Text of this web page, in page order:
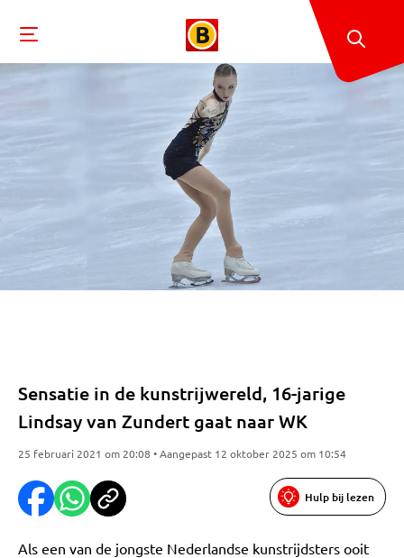
Sensatie in de kunstrijwereld, 16-jarige
Lindsay van Zundert gaat naar WK
25 februari 2021 om 20:08 • Aangepast 12 oktober 2025 om 10:54
Hulp bij lezen
Als een van de jongste Nederlandse kunstrijdsters ooit